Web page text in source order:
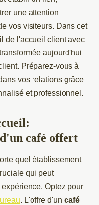
une attention
vos visiteurs. Dans cet
de l'accueil client avec
aujourd'hui
Préparez-vous à
vos relations grâce
et professionnel.
café offert
quel établissement
qui peut
Optez pour
. L'offre d'un café